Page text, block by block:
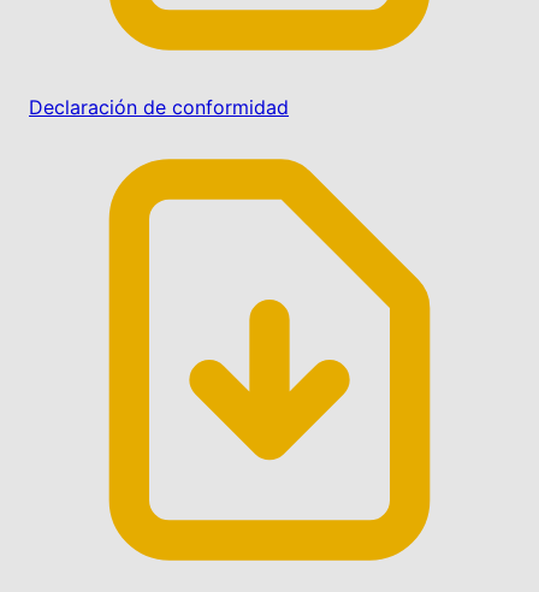
Declaración de conformidad